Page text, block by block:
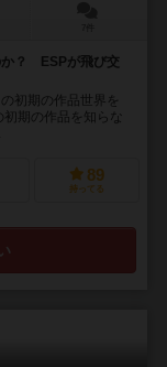
か？ ESPが飛び交
初期の作品世界を
期の作品を知らな
89
持ってる